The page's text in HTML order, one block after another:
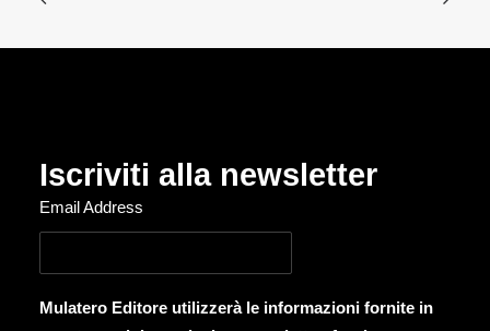
Iscriviti alla newsletter
Email Address
Mulatero Editore utilizzerà le informazioni fornite in